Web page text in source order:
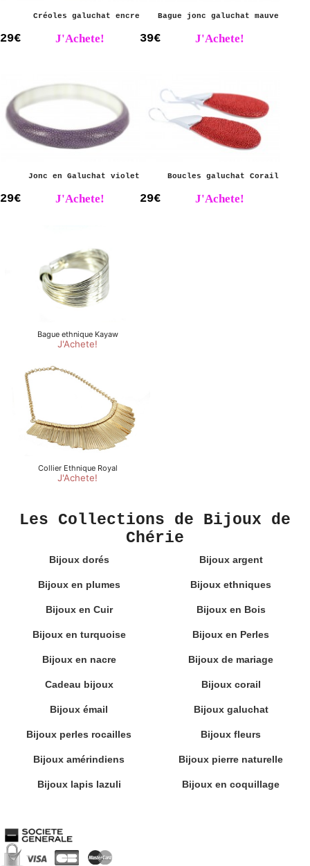
Créoles galuchat encre
29€ J'Achete!
Bague jonc galuchat mauve
39€ J'Achete!
Jonc en Galuchat violet
29€ J'Achete!
Boucles galuchat Corail
29€ J'Achete!
Les Collections de Bijoux de
Chérie
Bijoux dorés Bijoux argent
Bijoux en plumes Bijoux ethniques
Bijoux en Cuir Bijoux en Bois
Bijoux en turquoise Bijoux en Perles
Bijoux en nacre Bijoux de mariage
Cadeau bijoux Bijoux corail
Bijoux émail Bijoux galuchat
Bijoux perles rocailles Bijoux fleurs
Bijoux amérindiens Bijoux pierre naturelle
Bijoux lapis lazuli Bijoux en coquillage